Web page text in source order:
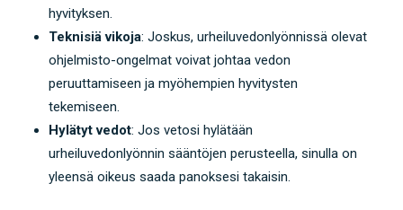
hyvityksen.
Teknisiä vikoja: Joskus, urheiluvedonlyönnissä olevat
ohjelmisto-ongelmat voivat johtaa vedon
peruuttamiseen ja myöhempien hyvitysten
tekemiseen.
Hylätyt vedot: Jos vetosi hylätään
urheiluvedonlyönnin sääntöjen perusteella, sinulla on
yleensä oikeus saada panoksesi takaisin.